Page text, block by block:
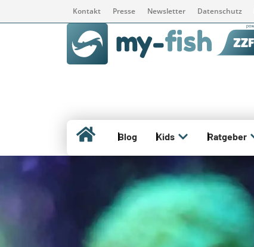
Kontakt Presse Newsletter Datenschutz
Blog Kids Ratgeber